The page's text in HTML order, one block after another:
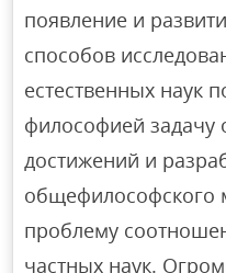
появление и
способов
естественных наук
философией
достижений и
общефилософского
проблему
частных наук.